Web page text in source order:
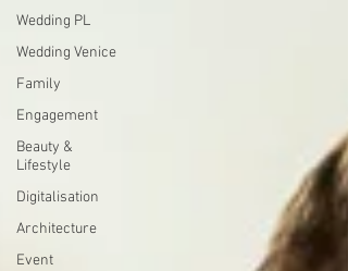
Wedding PL
Wedding Venice
Family
Engagement
Beauty &
Lifestyle
Digitalisation
Architecture
Event